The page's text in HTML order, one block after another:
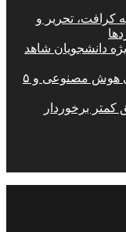
کرافت، تحریر و
دانشجویان شاهد
سرمایه‌گذاری روی هسته‌های نخبگانی هوش مصنوعی و ۵
برخوردار